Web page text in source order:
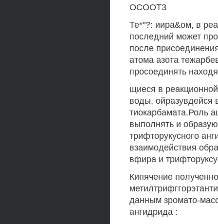
OCOOT3
Те*"?: иира&ом, в
последний может
после
атома азота
просоединять
щиеся в
воды, ойразувдейся
тиокарбамата.Роль
выполнять и
трифторукусного
взаимодействия
вфира и
Кипячение
данным зромато-
ангидрида :